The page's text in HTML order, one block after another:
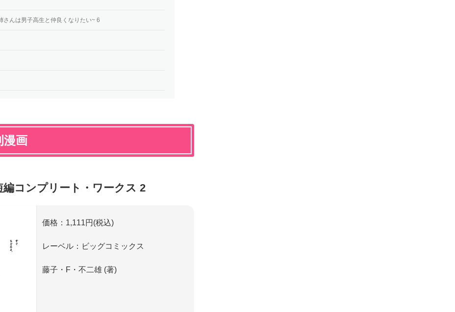
さんは男子高生と仲良くなりたい~ 6
漫画
編コンプリート・ワークス 2
価格：1,111円(税込)
レーベル：ビッグコミックス
藤子・F・不二雄 (著)